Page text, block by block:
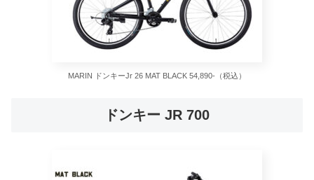
MARIN ドンキーJr 26 MAT BLACK 54,890-（税込）
ドンキー JR 700